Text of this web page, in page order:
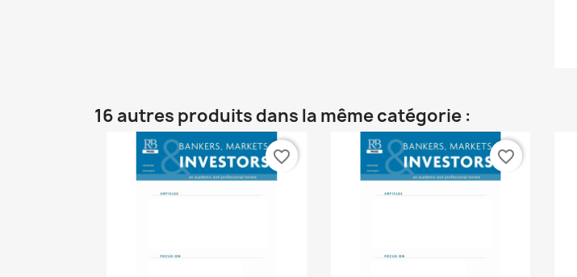
16 autres produits dans la même catégorie :
favorite_border favorite_border